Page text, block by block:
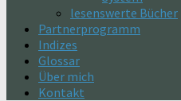
lesenswerte Bücher
Partnerprogramm
Indizes
Glossar
Über mich
Kontakt